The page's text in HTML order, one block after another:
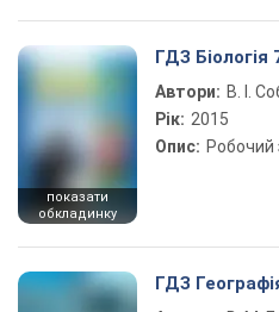
показати
обкладинку
ГДЗ Біологія
Автори: В. І.
Рік: 2015
Опис: Робочий
ГДЗ